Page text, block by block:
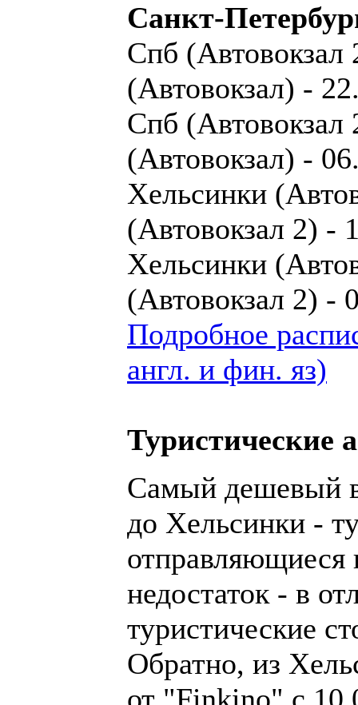
Санкт-
Спб
(Автовокзал) -
Спб
(Автовокзал) -
Хельсинки
(Автовокзал 2) -
Хельсинки
(Автовокзал 2) -
Подробное
англ. и фин. яз)
Туристические
Самый дешевый
до Хельсинки -
недостаток - в
туристические
Обратно, из